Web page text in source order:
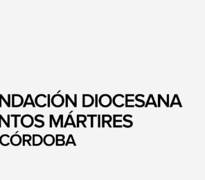
en vez de hablar
en contacto con sus
con nuestras grandes ideas